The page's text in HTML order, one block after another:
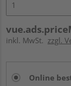
inkl. MwSt. zzgl.
Online